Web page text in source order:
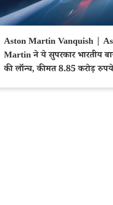
Aston Martin Vanquish | Aston
Martin ने ये सुपरकार भारतीय
की लॉन्च, कीमत 8.85 करोड़